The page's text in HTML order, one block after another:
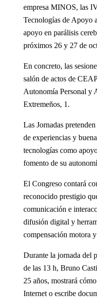
empresa MINOS, las
Tecnologías de Apoyo
apoyo en parálisis
próximos 26 y 27 de
En concreto, las
salón de actos de
Autonomía Personal y
Extremeños, 1.
Las Jornadas
de experiencias y
tecnologías como
fomento de su
El Congreso contará
reconocido prestigio
comunicación e
difusión digital y
compensación motora
Durante la jornada del
de las 13 h, Bruno
25 años, mostrará
Internet o escribe